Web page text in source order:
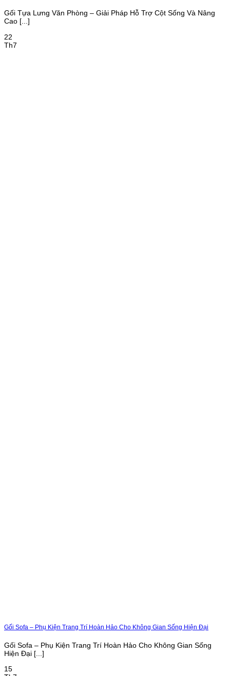
Gối Tựa Lưng Văn Phòng – Giải Pháp Hỗ Trợ Cột Sống Và Nâng
Cao [...]
22
Th7
Gối Sofa – Phụ Kiện Trang Trí Hoàn Hảo Cho Không Gian Sống Hiện Đại
Gối Sofa – Phụ Kiện Trang Trí Hoàn Hảo Cho Không Gian Sống
Hiện Đại [...]
15